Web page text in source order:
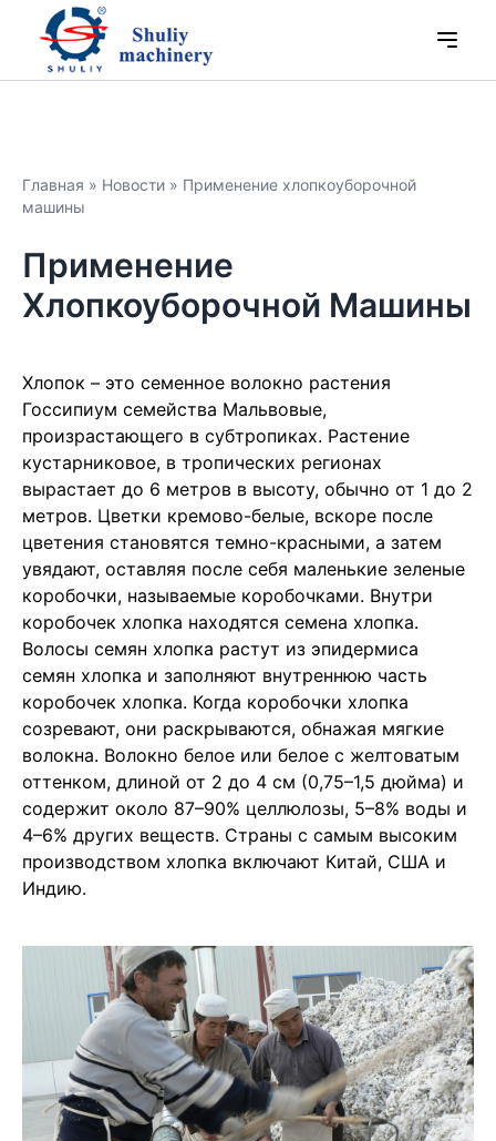
Главная » Новости » Применение хлопкоуборочной
машины
Применение
Хлопкоуборочной Машины
Хлопок – это семенное волокно растения
Госсипиум семейства Мальвовые,
произрастающего в субтропиках. Растение
кустарниковое, в тропических регионах
вырастает до 6 метров в высоту, обычно от 1 до 2
метров. Цветки кремово-белые, вскоре после
цветения становятся темно-красными, а затем
увядают, оставляя после себя маленькие зеленые
коробочки, называемые коробочками. Внутри
коробочек хлопка находятся семена хлопка.
Волосы семян хлопка растут из эпидермиса
семян хлопка и заполняют внутреннюю часть
коробочек хлопка. Когда коробочки хлопка
созревают, они раскрываются, обнажая мягкие
волокна. Волокно белое или белое с желтоватым
оттенком, длиной от 2 до 4 см (0,75–1,5 дюйма) и
содержит около 87–90% целлюлозы, 5–8% воды и
4–6% других веществ. Страны с самым высоким
производством хлопка включают Китай, США и
Индию.